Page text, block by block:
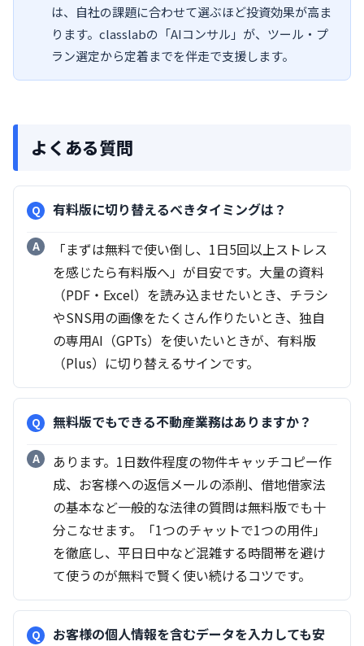
は、自社の課題に合わせて選ぶほど投資効果が高ま
ります。classlabの「AIコンサル」が、ツール・プ
ラン選定から定着までを伴走で支援します。
よくある質問
有料版に切り替えるべきタイミングは？
「まずは無料で使い倒し、1日5回以上ストレス
を感じたら有料版へ」が目安です。大量の資料
（PDF・Excel）を読み込ませたいとき、チラシ
やSNS用の画像をたくさん作りたいとき、独自
の専用AI（GPTs）を使いたいときが、有料版
（Plus）に切り替えるサインです。
無料版でもできる不動産業務はありますか？
あります。1日数件程度の物件キャッチコピー作
成、お客様への返信メールの添削、借地借家法
の基本など一般的な法律の質問は無料版でも十
分こなせます。「1つのチャットで1つの用件」
を徹底し、平日日中など混雑する時間帯を避け
て使うのが無料で賢く使い続けるコツです。
お客様の個人情報を含むデータを入力しても安